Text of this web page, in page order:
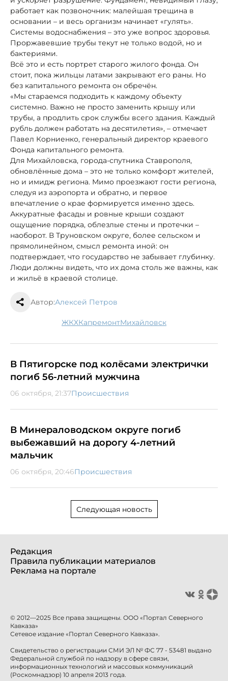
работает как позвоночник: малейшая трещина в
основании – и весь организм начинает «гулять».
Системы водоснабжения – это уже вопрос здоровья.
Проржавевшие трубы текут не только водой, но и
бактериями.
Всё это и есть портрет старого жилого фонда. Он
стоит, пока жильцы латами закрывают его раны. Но
без капитального ремонта он обречён.
«Мы стараемся подходить к каждому объекту
системно. Важно не просто заменить крышу или
трубы, а продлить срок службы всего здания. Каждый
рубль должен работать на десятилетия», – отмечает
Павел Корниенко, генеральный директор краевого
Фонда капитального ремонта.
Для Михайловска, города-спутника Ставрополя,
обновлённые дома – это не только комфорт жителей,
но и имидж региона. Мимо проезжают гости региона,
следуя из аэропорта и обратно, и первое
впечатление о крае формируется именно здесь.
Аккуратные фасады и ровные крыши создают
ощущение порядка, облезлые стены и протечки –
наоборот. В Труновском округе, более сельском и
прямолинейном, смысл ремонта иной: он
подтверждает, что государство не забывает глубинку.
Люди должны видеть, что их дома столь же важны, как
и жильё в краевой столице.
Автор:Алексей Петров
ЖКХ капремонт Михайловск
В Пятигорске под колёсами электрички
погиб 56-летний мужчина
06 октября, 21:37Происшествия
В Минераловодском округе погиб
выбежавший на дорогу 4-летний
мальчик
06 октября, 20:46Происшествия
Следующая новость
Редакция
Правила публикации материалов
Реклама на портале
© 2012—2025 Все права защищены. ООО «Портал Северного
Кавказа»
Сетевое издание «Портал Северного Кавказа».
Свидетельство о регистрации СМИ ЭЛ № ФС 77 - 53481 выдано
Федеральной службой по надзору в сфере связи,
информационных технологий и массовых коммуникаций
(Роскомнадзор) 10 апреля 2013 года.